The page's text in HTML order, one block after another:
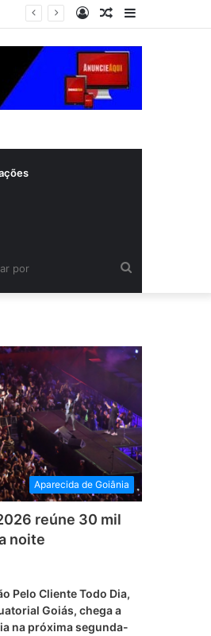
Barra
Artigo
Entrar
Aparecida de Goiânia
reúne 30 mil
noite
Pelo Cliente Todo Dia,
Goiás, chega a
na próxima segunda-